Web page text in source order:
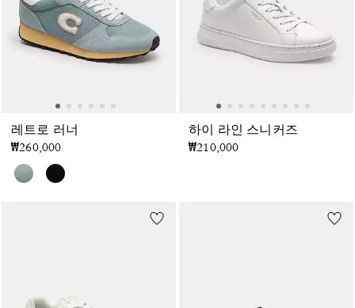
레트로 러너
₩260,000
하이 라인 스니커즈
₩210,000